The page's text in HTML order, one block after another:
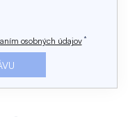
osobných údajov *